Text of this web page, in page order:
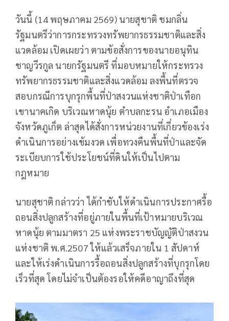
วันนี้ (14 พฤษภาคม 2569) นายสุชาติ ชมกลิ่น
รัฐมนตรีว่าการกระทรวงทรัพยากรธรรมชาติและสิ่ง
แวดล้อม เปิดเผยว่า ตามข้อสั่งการของนายอนุทิน
ชาญวีรกูล นายกรัฐมนตรี ที่มอบหมายให้กระทรวง
ทรัพยากรธรรมชาติและสิ่งแวดล้อม ลงพื้นที่ตรวจ
สอบกรณีการบุกรุกพื้นที่ป่าสงวนแห่งชาติป่าเทือก
เขานาคเกิด บริเวณหาดนุ้ย ตำบลกะรน อำเภอเมือง
จังหวัดภูเก็ต ล่าสุดได้สั่งการหน่วยงานที่เกี่ยวข้องเร่ง
ดำเนินการอย่างเข้มงวด เพื่อทวงคืนพื้นที่ป่าและจัด
ระเบียบการใช้ประโยชน์ที่ดินให้เป็นไปตาม
กฎหมาย
นายสุชาติ กล่าวว่า ได้กำชับให้ดำเนินการประกาศรื้อ
ถอนสิ่งปลูกสร้างที่อยู่ภายในพื้นที่เป้าหมายบริเวณ
หาดนุ้ย ตามมาตรา 25 แห่งพระราชบัญญัติป่าสงวน
แห่งชาติ พ.ศ.2507 ให้แล้วเสร็จภายใน 1 สัปดาห์
และให้เร่งดำเนินการรื้อถอนสิ่งปลูกสร้างที่บุกรุกโดย
เร็วที่สุด โดยไม่จำเป็นต้องรอให้คดีอาญาถึงที่สุด